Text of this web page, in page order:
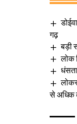
गढ़
बड़ी
लोक
से अधिक